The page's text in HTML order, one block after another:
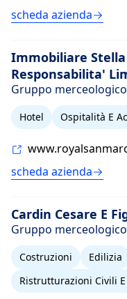
scheda azienda
Immobiliare
Responsabilita'
Gruppo
Hotel Ospitalità E
scheda azienda
Cardin Cesare E
Gruppo
Costruzioni
Edilizia
Ristrutturazioni Civili